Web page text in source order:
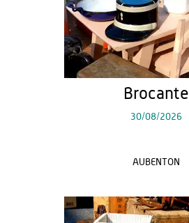
Brocante
30/08/2026
AUBENTON